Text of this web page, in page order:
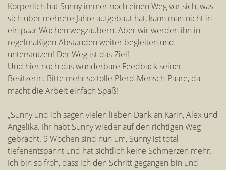
Körperlich hat Sunny immer noch einen Weg vor sich, was
sich über mehrere Jahre aufgebaut hat, kann man nicht in
ein paar Wochen wegzaubern. Aber wir werden ihn in
regelmäßigen Abständen weiter begleiten und
unterstützen! Der Weg ist das Ziel!
Und hier noch das wunderbare Feedback seiner
Besitzerin. Bitte mehr so tolle Pferd-Mensch-Paare, da
macht die Arbeit einfach Spaß!
„Sunny und ich sagen vielen lieben Dank an Karin, Alex und
Angelika. Ihr habt Sunny wieder auf den richtigen Weg
gebracht. 9 Wochen sind nun um, Sunny ist total
tiefenentspannt und hat sichtlich keine Schmerzen mehr.
Ich bin so froh, dass ich den Schritt gegangen bin und